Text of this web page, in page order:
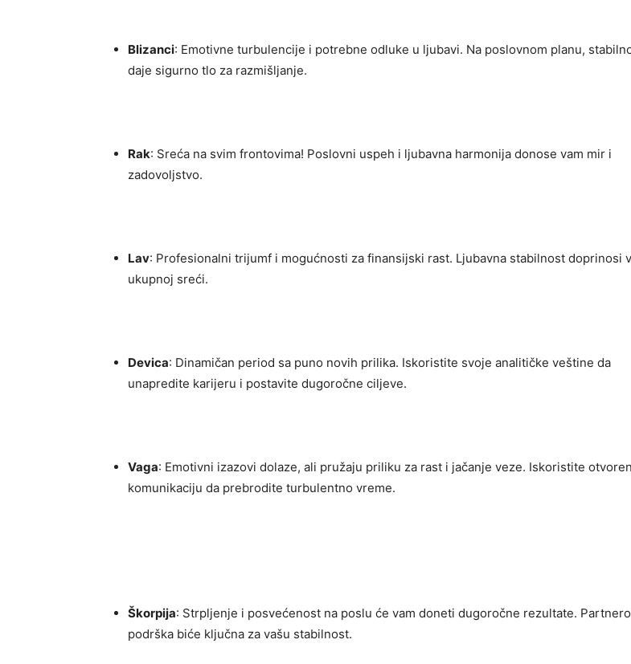
Blizanci: Emotivne turbulencije i potrebne odluke u ljubavi. Na poslovnom planu,
daje sigurno tlo za razmišljanje.
Rak: Sreća na svim frontovima! Poslovni uspeh i ljubavna harmonija donose vam mir i
zadovoljstvo.
Lav: Profesionalni trijumf i mogućnosti za finansijski rast. Ljubavna stabilnost doprinosi
ukupnoj sreći.
Devica: Dinamičan period sa puno novih prilika. Iskoristite svoje analitičke veštine da
unapredite karijeru i postavite dugoročne ciljeve.
Vaga: Emotivni izazovi dolaze, ali pružaju priliku za rast i jačanje veze. Iskoristite
komunikaciju da prebrodite turbulentno vreme.
Škorpija: Strpljenje i posvećenost na poslu će vam doneti dugoročne rezultate.
podrška biće ključna za vašu stabilnost.